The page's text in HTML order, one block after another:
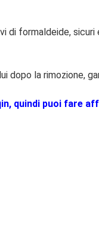
di formaldeide,
dopo la rimozione,
quindi puoi fare